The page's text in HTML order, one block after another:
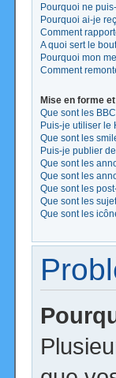
Pourquoi ne
Pourquoi ai-je
Comment
A quoi sert le
Pourquoi mon
Comment
Mise en forme
Que sont les
Puis-je utiliser le
Que sont les
Puis-je publier
Que sont les
Que sont les
Que sont les
Que sont les
Que sont les